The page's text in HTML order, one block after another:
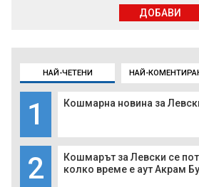
НАЙ-ЧЕТЕНИ НАЙ-
1 Кошмарна новина за
2
Кошмарът за Левски се
колко време е аут Акрам
ДОБАВИ